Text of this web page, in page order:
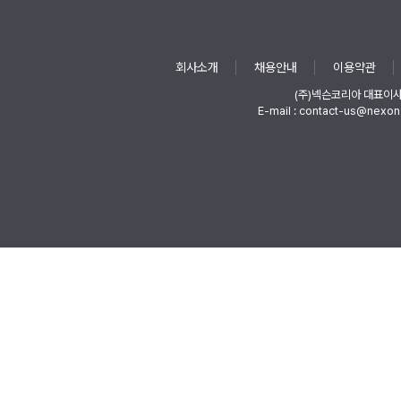
회사소개 채용안내 이용약관
(주)넥슨코리아 대표이
E-mail : contact-